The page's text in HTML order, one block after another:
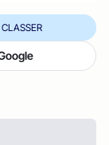
CLASSER